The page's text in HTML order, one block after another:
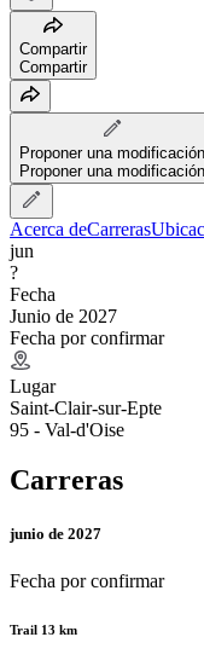
Compartir
Compartir
Proponer una modificación
Proponer una modificación
Acerca deCarreras
jun
?
Fecha
Junio de 2027
Fecha por confirmar
Lugar
Saint-Clair-sur-Epte
95 - Val-d'Oise
Carreras
junio de 2027
Fecha por confirmar
Trail 13 km